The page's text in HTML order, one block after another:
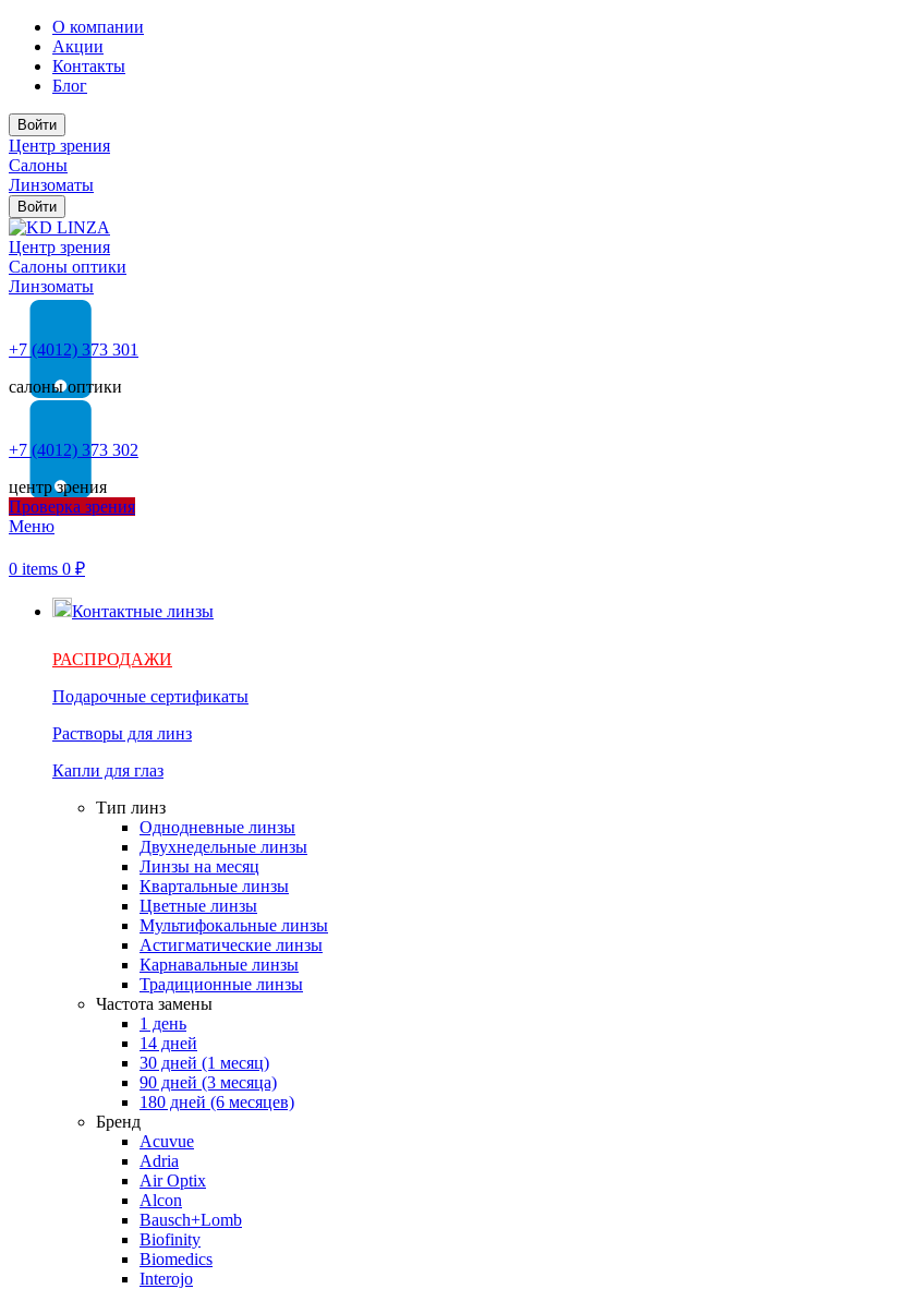
О компании
Акции
Контакты
Блог
Войти
Центр зрения
Салоны
Линзоматы
Войти
Центр зрения
Cалоны оптики
Линзоматы
+7 (4012) 373 301
салоны оптики
+7 (4012) 373 302
центр зрения
Проверка зрения
Меню
0 items 0 ₽
Контактные линзы
РАСПРОДАЖИ
Подарочные сертификаты
Растворы для линз
Капли для глаз
Тип линз
Однодневные линзы
Двухнедельные линзы
Линзы на месяц
Квартальные линзы
Цветные линзы
Мультифокальные линзы
Астигматические линзы
Карнавальные линзы
Традиционные линзы
Частота замены
1 день
14 дней
30 дней (1 месяц)
90 дней (3 месяца)
180 дней (6 месяцев)
Бренд
Acuvue
Adria
Air Optix
Alcon
Bausch+Lomb
Biofinity
Biomedics
Interojo